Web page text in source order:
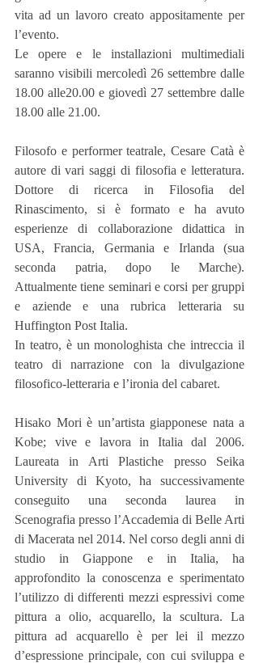
vita ad un lavoro creato appositamente per
l’evento.
Le opere e le installazioni multimediali
saranno visibili mercoledì 26 settembre dalle
18.00 alle20.00 e giovedì 27 settembre dalle
18.00 alle 21.00.
Filosofo e performer teatrale, Cesare Catà è
autore di vari saggi di filosofia e letteratura.
Dottore di ricerca in Filosofia del
Rinascimento, si è formato e ha avuto
esperienze di collaborazione didattica in
USA, Francia, Germania e Irlanda (sua
seconda patria, dopo le Marche).
Attualmente tiene seminari e corsi per gruppi
e aziende e una rubrica letteraria su
Huffington Post Italia.
In teatro, è un monologhista che intreccia il
teatro di narrazione con la divulgazione
filosofico-letteraria e l’ironia del cabaret.
Hisako Mori è un’artista giapponese nata a
Kobe; vive e lavora in Italia dal 2006.
Laureata in Arti Plastiche presso Seika
University di Kyoto, ha successivamente
conseguito una seconda laurea in
Scenografia presso l’Accademia di Belle Arti
di Macerata nel 2014. Nel corso degli anni di
studio in Giappone e in Italia, ha
approfondito la conoscenza e sperimentato
l’utilizzo di differenti mezzi espressivi come
pittura a olio, acquarello, la scultura. La
pittura ad acquarello è per lei il mezzo
d’espressione principale, con cui sviluppa e